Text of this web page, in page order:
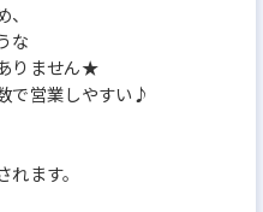
な
りません★
で営業しやすい♪
ます。